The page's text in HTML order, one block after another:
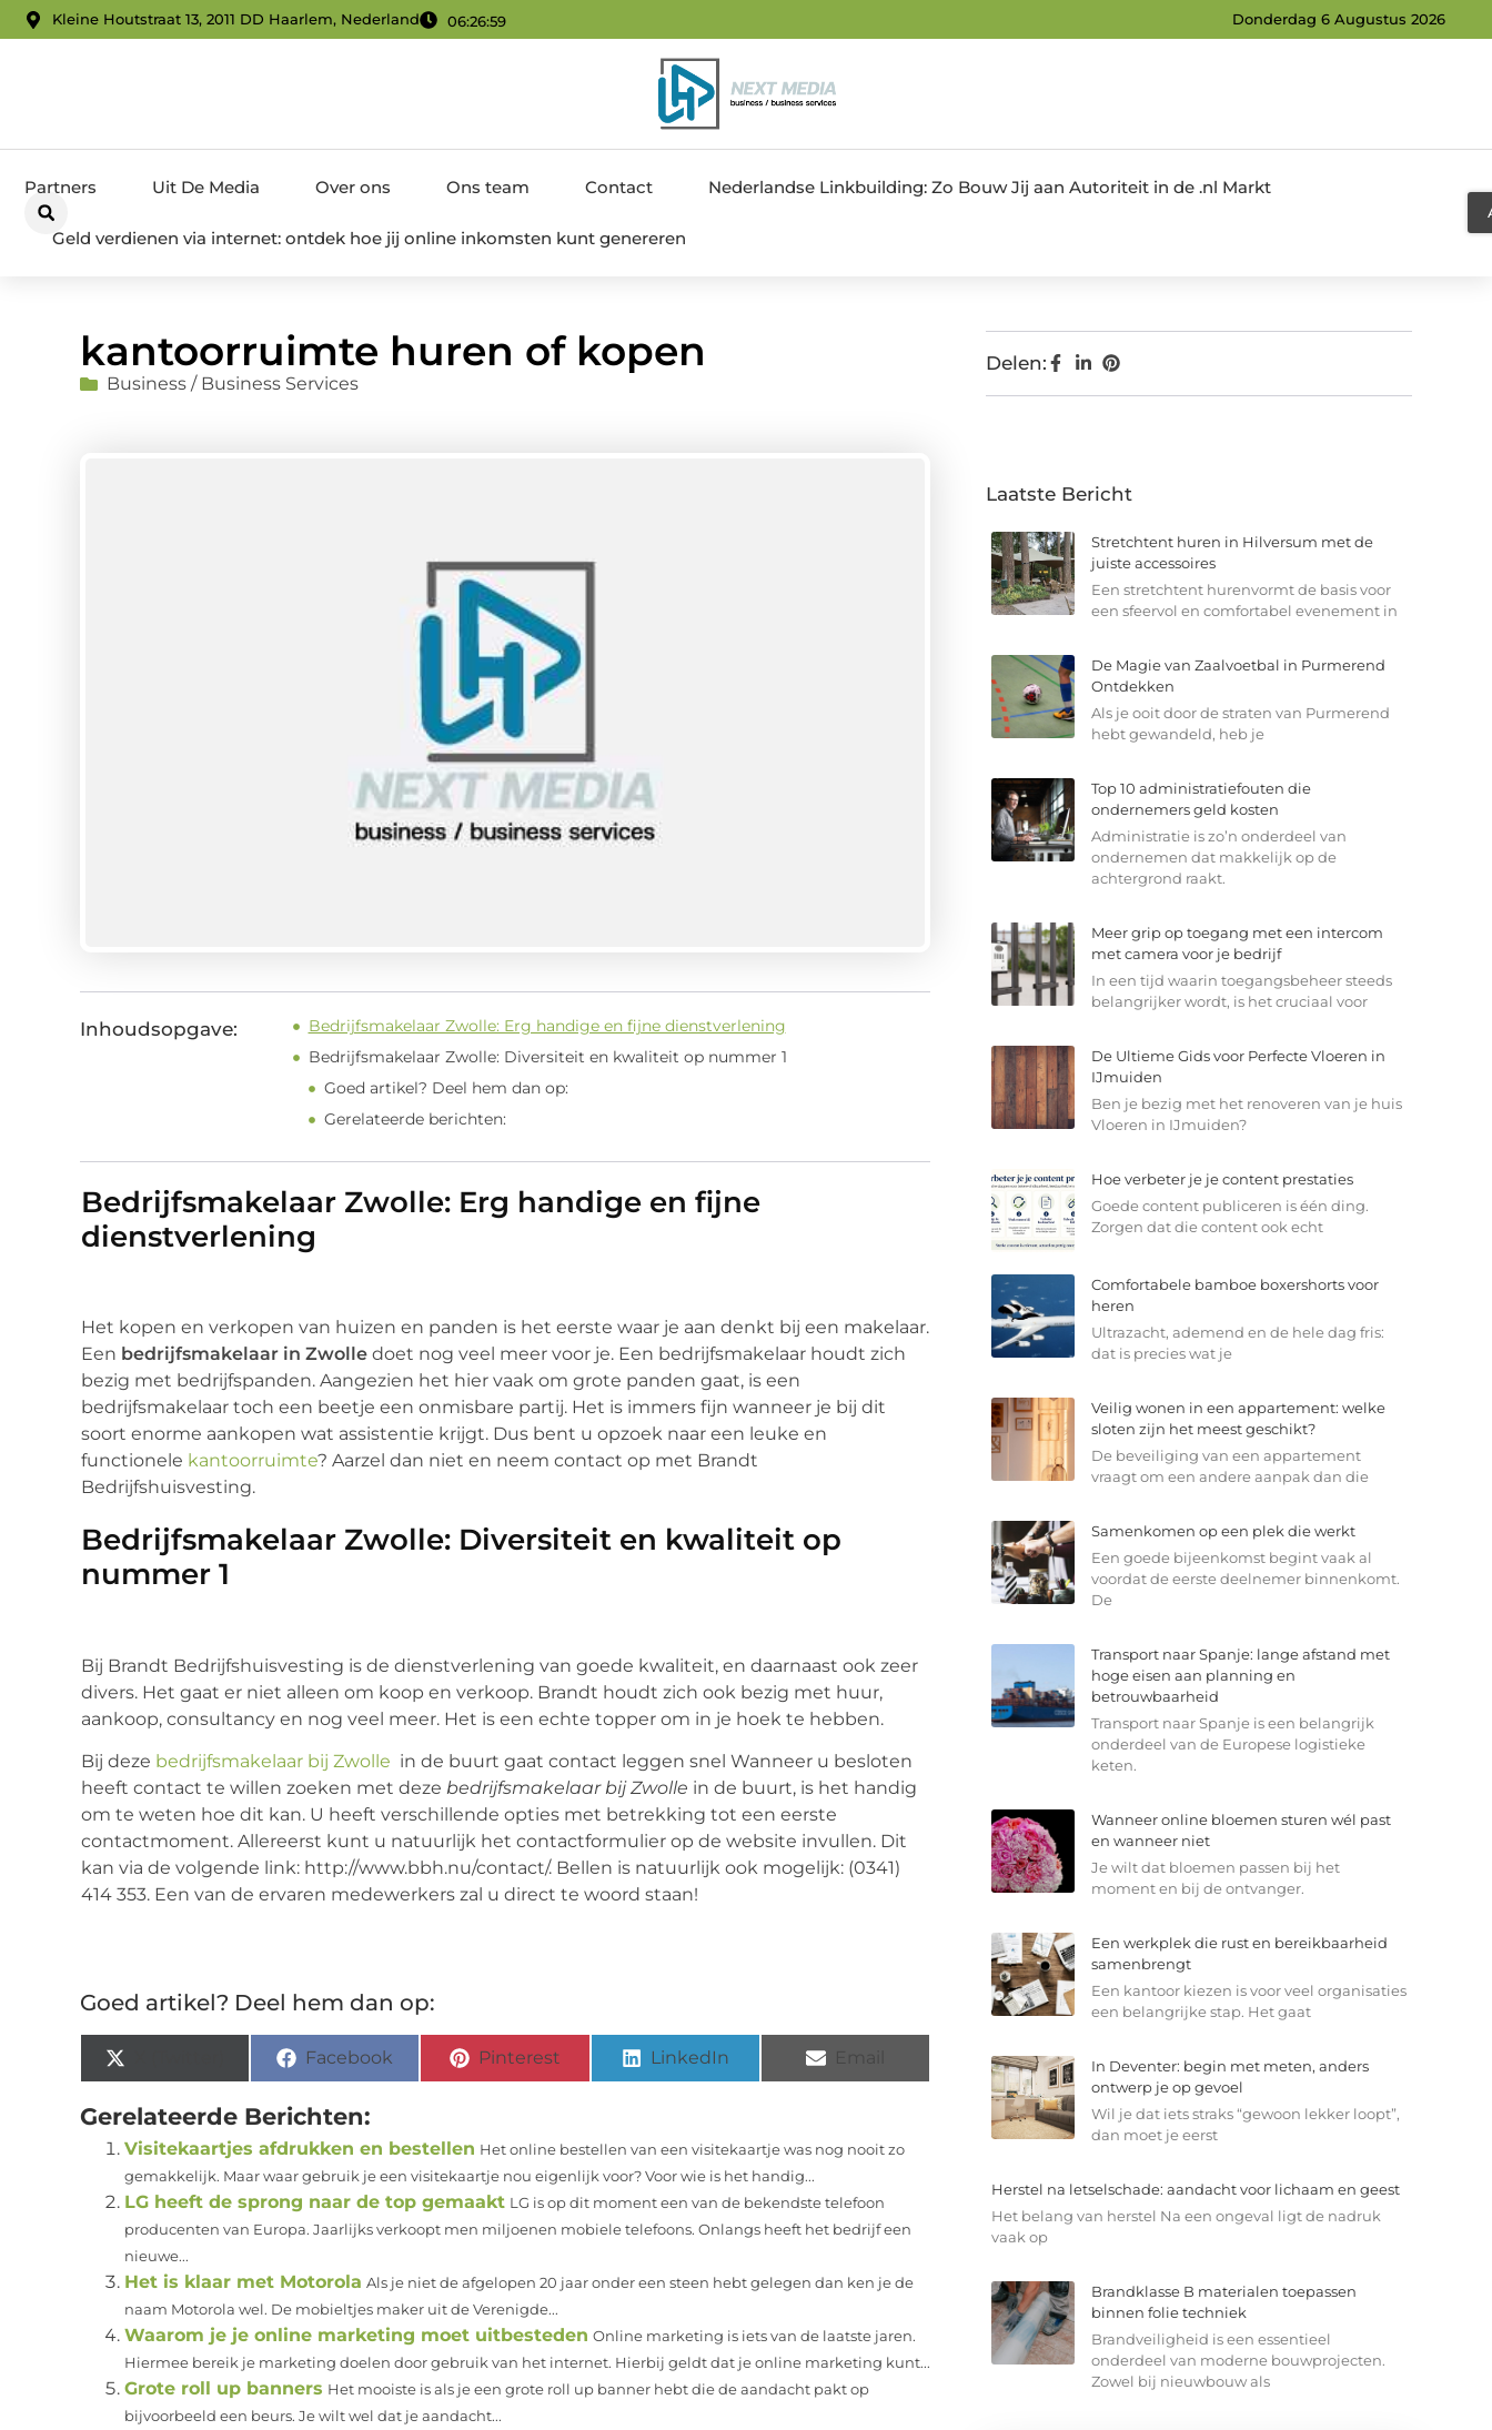
Kleine Houtstraat 13, 2011 DD Haarlem, Nederland 06:27:00 Donderdag 6 Augustus 2026
Partners Uit De Media Over ons Ons team Contact Nederlandse Linkbuilding: Zo Bouw Jij aan Autoriteit in de .nl Markt
Geld verdienen via internet: ontdek hoe jij online inkomsten kunt genereren
kantoorruimte huren of kopen
Business / Business Services
Inhoudsopgave:
Bedrijfsmakelaar Zwolle: Erg handige en fijne dienstverlening
Bedrijfsmakelaar Zwolle: Diversiteit en kwaliteit op nummer 1
Goed artikel? Deel hem dan op:
Gerelateerde berichten:
Bedrijfsmakelaar Zwolle: Erg handige en fijne
dienstverlening
Het kopen en verkopen van huizen en panden is het eerste waar je aan denkt bij een makelaar.
Een bedrijfsmakelaar in Zwolle doet nog veel meer voor je. Een bedrijfsmakelaar houdt zich
bezig met bedrijfspanden. Aangezien het hier vaak om grote panden gaat, is een
bedrijfsmakelaar toch een beetje een onmisbare partij. Het is immers fijn wanneer je bij dit
soort enorme aankopen wat assistentie krijgt. Dus bent u opzoek naar een leuke en
functionele kantoorruimte? Aarzel dan niet en neem contact op met Brandt
Bedrijfshuisvesting.
Bedrijfsmakelaar Zwolle: Diversiteit en kwaliteit op
nummer 1
Bij Brandt Bedrijfshuisvesting is de dienstverlening van goede kwaliteit, en daarnaast ook zeer
divers. Het gaat er niet alleen om koop en verkoop. Brandt houdt zich ook bezig met huur,
aankoop, consultancy en nog veel meer. Het is een echte topper om in je hoek te hebben.
Bij deze bedrijfsmakelaar bij Zwolle in de buurt gaat contact leggen snel Wanneer u besloten
heeft contact te willen zoeken met deze bedrijfsmakelaar bij Zwolle in de buurt, is het handig
om te weten hoe dit kan. U heeft verschillende opties met betrekking tot een eerste
contactmoment. Allereerst kunt u natuurlijk het contactformulier op de website invullen. Dit
kan via de volgende link: http://www.bbh.nu/contact/. Bellen is natuurlijk ook mogelijk: (0341)
414 353. Een van de ervaren medewerkers zal u direct te woord staan!
Goed artikel? Deel hem dan op:
Facebook Pinterest LinkedIn
Gerelateerde Berichten:
Visitekaartjes afdrukken en bestellen Het online bestellen van een visitekaartje was nog nooit zo
gemakkelijk. Maar waar gebruik je een visitekaartje nou eigenlijk voor? Voor wie is het handig...
LG heeft de sprong naar de top gemaakt LG is op dit moment een van de bekendste telefoon
producenten van Europa. Jaarlijks verkoopt men miljoenen mobiele telefoons. Onlangs heeft het bedrijf een
nieuwe...
Het is klaar met Motorola Als je niet de afgelopen 20 jaar onder een steen hebt gelegen dan ken je de
naam Motorola wel. De mobieltjes maker uit de Verenigde...
Waarom je je online marketing moet uitbesteden Online marketing is iets van de laatste jaren.
Hiermee bereik je marketing doelen door gebruik van het internet. Hierbij geldt dat je online marketing kunt...
Grote roll up banners Het mooiste is als je een grote roll up banner hebt die de aandacht pakt op
bijvoorbeeld een beurs. Je wilt wel dat je aandacht...
Delen:
Laatste Bericht
Stretchtent huren in Hilversum met de
juiste accessoires
Een stretchtent hurenvormt de basis voor
een sfeervol en comfortabel evenement in
De Magie van Zaalvoetbal in Purmerend
Ontdekken
Als je ooit door de straten van Purmerend
hebt gewandeld, heb je
Top 10 administratiefouten die
ondernemers geld kosten
Administratie is zo’n onderdeel van
ondernemen dat makkelijk op de
achtergrond raakt.
Meer grip op toegang met een intercom
met camera voor je bedrijf
In een tijd waarin toegangsbeheer steeds
belangrijker wordt, is het cruciaal voor
De Ultieme Gids voor Perfecte Vloeren in
IJmuiden
Ben je bezig met het renoveren van je huis
Vloeren in IJmuiden?
Hoe verbeter je je content prestaties
Goede content publiceren is één ding.
Zorgen dat die content ook echt
Comfortabele bamboe boxershorts voor
heren
Ultrazacht, ademend en de hele dag fris:
dat is precies wat je
Veilig wonen in een appartement: welke
sloten zijn het meest geschikt?
De beveiliging van een appartement
vraagt om een andere aanpak dan die
Samenkomen op een plek die werkt
Een goede bijeenkomst begint vaak al
voordat de eerste deelnemer binnenkomt.
De
Transport naar Spanje: lange afstand met
hoge eisen aan planning en
betrouwbaarheid
Transport naar Spanje is een belangrijk
onderdeel van de Europese logistieke
keten.
Wanneer online bloemen sturen wél past
en wanneer niet
Je wilt dat bloemen passen bij het
moment en bij de ontvanger.
Een werkplek die rust en bereikbaarheid
samenbrengt
Een kantoor kiezen is voor veel organisaties
een belangrijke stap. Het gaat
In Deventer: begin met meten, anders
ontwerp je op gevoel
Wil je dat iets straks “gewoon lekker loopt”,
dan moet je eerst
Herstel na letselschade: aandacht voor lichaam en geest
Het belang van herstel Na een ongeval ligt de nadruk
vaak op
Brandklasse B materialen toepassen
binnen folie techniek
Brandveiligheid is een essentieel
onderdeel van moderne bouwprojecten.
Zowel bij nieuwbouw als